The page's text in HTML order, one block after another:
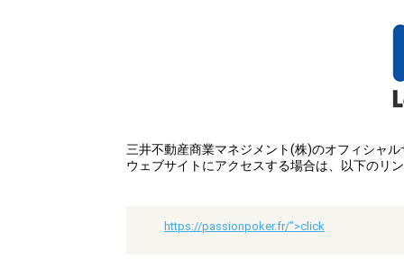
三井不動産商業マネジメント(株)のオフィシャ
ウェブサイトにアクセスする場合は、以下のリ
https://passionpoker.fr/">click